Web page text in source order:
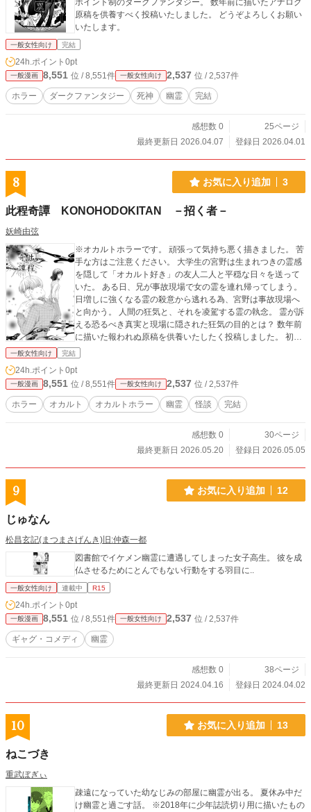
ポイント制のダークファンタジー。 数年前に描いたアナログ
原稿を供養すべく投稿いたしました。 どうぞよろしくお願い
いたします。
一般女性向け 完結
24h.ポイント 0pt
一般漫画 8,551 位 / 8,551件 一般女性向け 2,537 位 / 2,537件
ホラー ダークファンタジー 死神 幽霊 完結
感想数 0
25ページ
最終更新日 2026.04.07
登録日 2026.04.01
8 お気に入り追加 3
此程奇譚 KONOHODOKITAN －招く者－
妖崎由弦
※オカルトホラーです。 頑張って気持ち悪く描きました。 苦
手な方はご注意ください。 大学生の宮野は生まれつきの霊感
を隠して「オカルト好き」の友人二人と平穏な日々を送って
いた。 ある日、兄が事故現場で女の霊を連れ帰ってしまう。
日増しに強くなる霊の殺意から逃れる為、宮野は事故現場へ
と向かう。 人間の狂気と、それを凌駕する霊の執念。 霊が訴
える恐るべき真実と現場に隠された狂気の目的とは？ 数年前
に描いた報われぬ原稿を供養いたしたく投稿しました。 初め
てクリスタで描きました。 上手く扱えませんでした。練習頑
一般女性向け 完結
24h.ポイント 0pt
一般漫画 8,551 位 / 8,551件 一般女性向け 2,537 位 / 2,537件
ホラー オカルト オカルトホラー 幽霊 怪談 完結
感想数 0
30ページ
最終更新日 2026.05.20
登録日 2026.05.05
9 お気に入り追加 12
じゅなん
松昌玄記(まつまさげんき)旧:仲森一都
図書館でイケメン幽霊に遭遇してしまった女子高生。 彼を成
仏させるためにとんでもない行動をする羽目に..
一般女性向け 連載中 R15
24h.ポイント 0pt
一般漫画 8,551 位 / 8,551件 一般女性向け 2,537 位 / 2,537件
ギャグ・コメディ 幽霊
感想数 0
38ページ
最終更新日 2024.04.16
登録日 2024.04.02
10 お気に入り追加 13
ねこづき
重武ぼぎぃ
疎遠になっていた幼なじみの部屋に幽霊が出る。 夏休み中だ
け幽霊と過ごす話。 ※2018年に少年誌読切り用に描いたもの